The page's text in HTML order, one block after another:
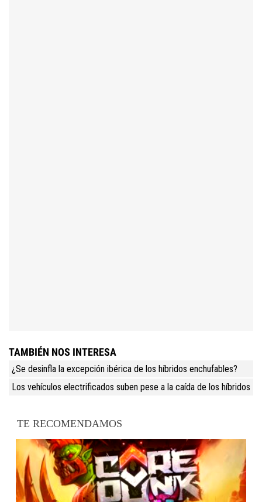
TAMBIÉN NOS INTERESA
¿Se desinfla la excepción ibérica de los híbridos enchufables?
Los vehículos electrificados suben pese a la caída de los híbridos
TE RECOMENDAMOS